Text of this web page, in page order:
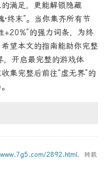
满足，更能解锁隐藏
·终末”。当你集齐所有节
+20%”的强力词条，为终
望本文的指南能助你完整
，开启最完整的游戏体
集完整后前往“虚无界”的
2892.html，转载